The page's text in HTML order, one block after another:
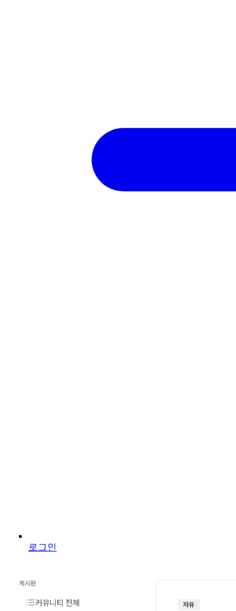
로그인
게시판
커뮤니티 전체 자유